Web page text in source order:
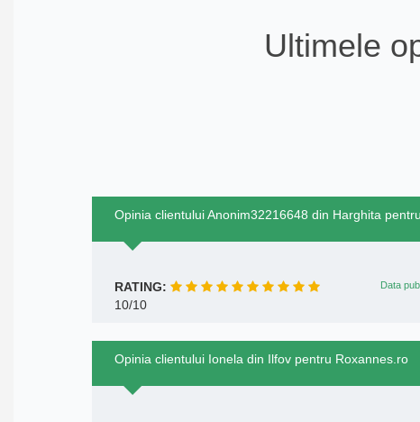
Ultimele
Opinia clientului Anonim32216648 din Harghita
RATING: Data
10/10
Opinia clientului Ionela din Ilfov pentru Roxannes.ro